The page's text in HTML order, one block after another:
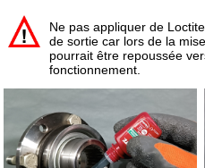
Ne pas appliquer de
de sortie car lors de la
pourrait être repoussée
fonctionnement.